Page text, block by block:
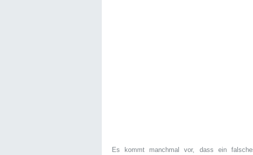
Es kommt manchmal vor, dass ein